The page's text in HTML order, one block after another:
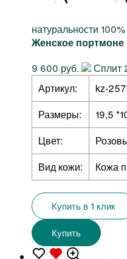
натуральности 100%
Женское портмоне
9 600 руб.
Сплит
Артикул:
kz-
Размеры:
19,5
Цвет:
Вид кожи:
Кожа
Купить в 1 клик
Купить